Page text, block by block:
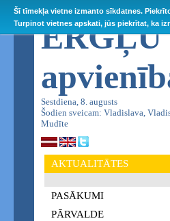
Šī tīmekļa vietne izmanto sīkdatnes.
Turpinot vietnes apskati, jūs piekrītat, ka
ĒRGĻU
Sestdiena, 8. augusts
Šodien sveicam: Vladislava,
Mudīte
AKTUALITĀTES
PASĀKUMI
PĀRVALDE